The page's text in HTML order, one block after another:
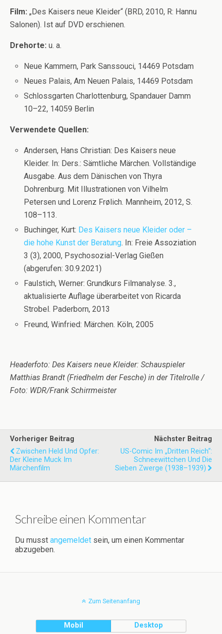
Film: „Des Kaisers neue Kleider“ (BRD, 2010, R: Hannu
Salonen). Ist auf DVD erschienen.
Drehorte: u. a.
Neue Kammern, Park Sanssouci, 14469 Potsdam
Neues Palais, Am Neuen Palais, 14469 Potsdam
Schlossgarten Charlottenburg, Spandauer Damm
10–22, 14059 Berlin
Verwendete Quellen:
Andersen, Hans Christian: Des Kaisers neue
Kleider. In: Ders.: Sämtliche Märchen. Vollständige
Ausgabe. Aus dem Dänischen von Thyra
Dohrenburg. Mit Illustrationen von Vilhelm
Petersen und Lorenz Frølich. Mannheim, 2012, S.
108–113.
Buchinger, Kurt: Des Kaisers neue Kleider oder –
die hohe Kunst der Beratung. In: Freie Assoziation
3 (3), 2000, Psychosozial-Verlag Gießen
(abgerufen: 30.9.2021)
Faulstich, Werner: Grundkurs Filmanalyse. 3.,
aktualisierte Auflage überarbeitet von Ricarda
Strobel. Paderborn, 2013
Freund, Winfried: Märchen. Köln, 2005
Headerfoto: Des Kaisers neue Kleider: Schauspieler
Matthias Brandt (Friedhelm der Fesche) in der Titelrolle /
Foto: WDR/Frank Schirrmeister
Vorheriger Beitrag
Zwischen Held Und Opfer:
Der Kleine Muck Im
Märchenfilm
Nächster Beitrag
US-Comic Im „Dritten Reich“:
Schneewittchen Und Die
Sieben Zwerge (1938–1939)
Schreibe einen Kommentar
Du musst angemeldet sein, um einen Kommentar
abzugeben.
Zum Seitenanfang
Mobil Desktop